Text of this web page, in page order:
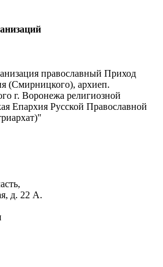
православный Приход
(Смирницкого), архиеп.
г. Воронежа религиозной
Епархия Русской Православной
д. 22 А.